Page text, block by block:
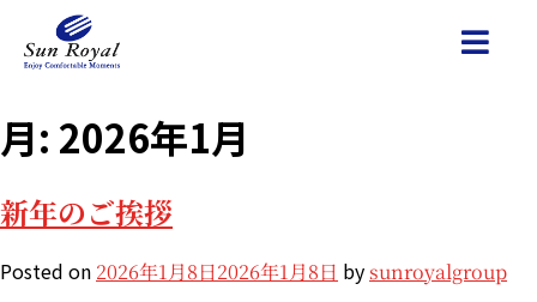
月: 2026年1月
新年のご挨拶
Posted on 2026年1月8日2026年1月8日 bysunroyalgroup